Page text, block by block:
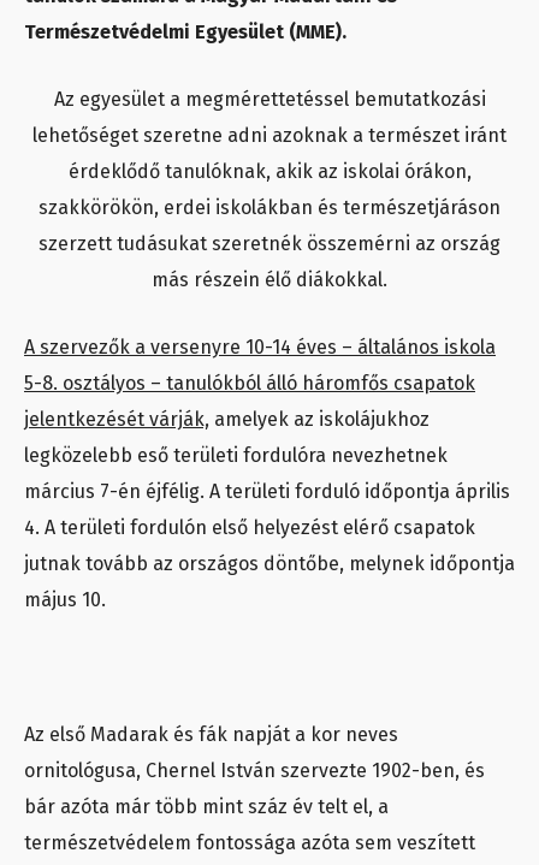
Természetvédelmi Egyesület (MME).
Az egyesület a megmérettetéssel bemutatkozási
lehetőséget szeretne adni azoknak a természet iránt
érdeklődő tanulóknak, akik az iskolai órákon,
szakkörökön, erdei iskolákban és természetjáráson
szerzett tudásukat szeretnék összemérni az ország
más részein élő diákokkal.
A szervezők a versenyre 10-14 éves – általános iskola
5-8. osztályos – tanulókból álló háromfős csapatok
jelentkezését várják, amelyek az iskolájukhoz
legközelebb eső területi fordulóra nevezhetnek
március 7-én éjfélig. A területi forduló időpontja április
4. A területi fordulón első helyezést elérő csapatok
jutnak tovább az országos döntőbe, melynek időpontja
május 10.
Az első Madarak és fák napját a kor neves
ornitológusa, Chernel István szervezte 1902-ben, és
bár azóta már több mint száz év telt el, a
természetvédelem fontossága azóta sem veszített